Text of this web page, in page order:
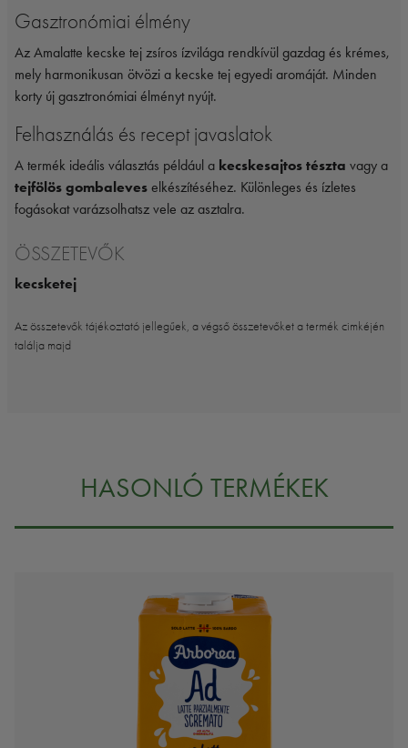
Gasztronómiai élmény
Az Amalatte kecske tej zsíros ízvilága rendkívül gazdag és krémes,
mely harmonikusan ötvözi a kecske tej egyedi aromáját. Minden
korty új gasztronómiai élményt nyújt.
Felhasználás és recept javaslatok
A termék ideális választás például a kecskesajtos tészta vagy a
tejfölös gombaleves elkészítéséhez. Különleges és ízletes
fogásokat varázsolhatsz vele az asztalra.
ÖSSZETEVŐK
kecsketej
Az összetevők tájékoztató jellegűek, a végső összetevőket a termék cimkéjén
találja majd
HASONLÓ TERMÉKEK